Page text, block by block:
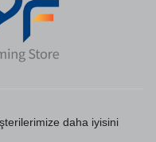
daha iyisini